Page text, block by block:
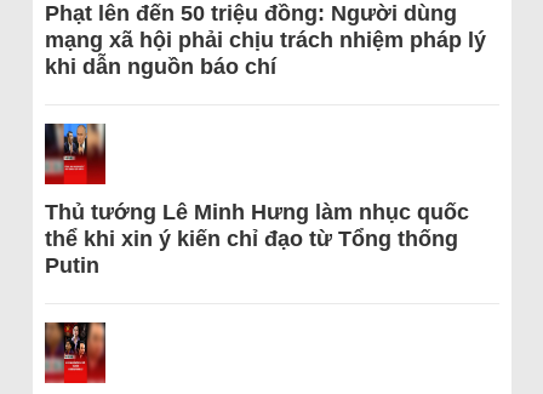
Phạt lên đến 50 triệu đồng: Người dùng
mạng xã hội phải chịu trách nhiệm pháp lý
khi dẫn nguồn báo chí
Thủ tướng Lê Minh Hưng làm nhục quốc
thể khi xin ý kiến chỉ đạo từ Tổng thống
Putin